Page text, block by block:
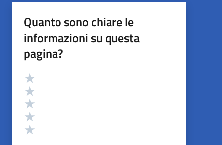
Quanto sono chiare le
informazioni su questa
pagina?
Valutazione